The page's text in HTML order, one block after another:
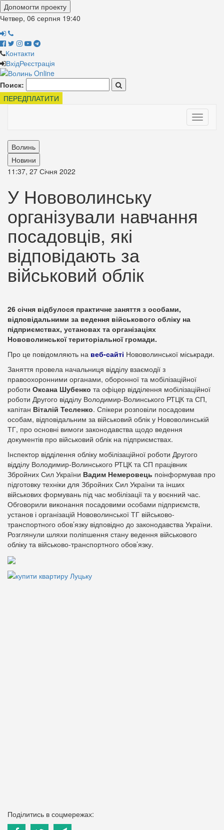
Допомогти проекту
Четвер, 06 серпня 19:40
Контакти
ВхідРеєстрація
Поиск:
ПЕРЕДПЛАТИТИ
Toggle
Волинь
Новини
11:37, 27 Січня 2022
У Нововолинську
організували навчання
посадовців, які
відповідають за
військовий облік
26 січня відбулося практичне заняття з особами,
відповідальними за ведення військового обліку на
підприємствах, установах та організаціях
Нововолинської територіальної громади.
Про це повідомляють на веб-сайті Нововолинської міськради.
Заняття провела начальниця відділу взаємодії з
правоохоронними органами, оборонної та мобілізаційної
роботи Оксана Шубенко та офіцер відділення мобілізаційної
роботи Другого відділу Володимир-Волинського РТЦК та СП,
капітан Віталій Тесленко. Спікери розповіли посадовим
особам, відповідальним за військовий облік у Нововолинській
ТГ, про основні вимоги законодавства щодо ведення
документів про військовий облік на підприємствах.
Інспектор відділення обліку мобілізаційної роботи Другого
відділу Володимир-Волинського РТЦК та СП працівник
Збройних Сил України Вадим Немеровець поінформував про
підготовку техніки для Збройних Сил України та інших
військових формувань під час мобілізації та у воєнний час.
Обговорили виконання посадовими особами підприємств,
установ і організацій Нововолинської ТГ військово-
транспортного обов’язку відповідно до законодавства України.
Розглянули шляхи поліпшення стану ведення військового
обліку та військово-транспортного обов’язку.
Поділитись в соцмережах: